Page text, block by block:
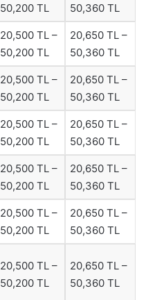
50,200 TL 50,360 TL
20,500 TL –
50,200 TL
20,650 TL –
50,360 TL
20,500 TL –
50,200 TL
20,650 TL –
50,360 TL
20,500 TL –
50,200 TL
20,650 TL –
50,360 TL
20,500 TL –
50,200 TL
20,650 TL –
50,360 TL
20,500 TL –
50,200 TL
20,650 TL –
50,360 TL
20,500 TL –
50,200 TL
20,650 TL –
50,360 TL